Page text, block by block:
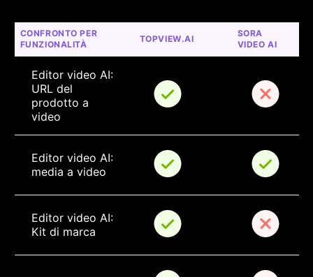
CONFRONTO PER
FUNZIONALITÀ
TOPVIEW.AI
SORA
VIDEO AI
Editor video AI:
URL del
prodotto a
video
Editor video AI:
media a video
Editor video AI:
Kit di marca